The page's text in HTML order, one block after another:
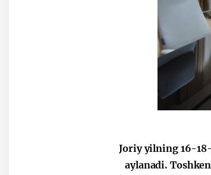
Joriy yilning 16-
aylanadi.